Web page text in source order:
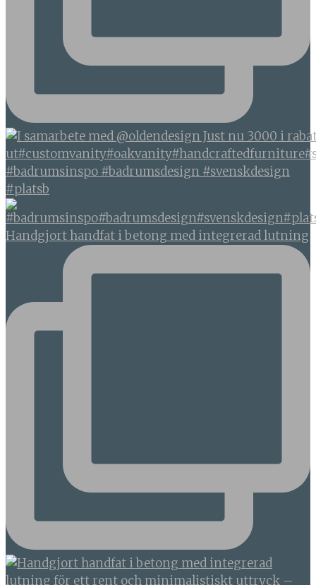
#badrumsinspo #badrumsdesign #svenskdesign
#platsb
Handgjort handfat i betong med integrerad lutning